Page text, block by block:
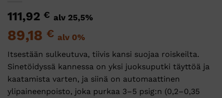
111,92 € alv 25,5%
89,18 € alv 0%
Itsestään sulkeutuva, tiivis kansi suojaa roiskeilta.
Sinetöidyssä kannessa on yksi juoksuputki täyttöä ja
kaatamista varten, ja siinä on automaattinen
ylipaineenpoisto, joka purkaa 3–5 psig:n (0,2–0,35